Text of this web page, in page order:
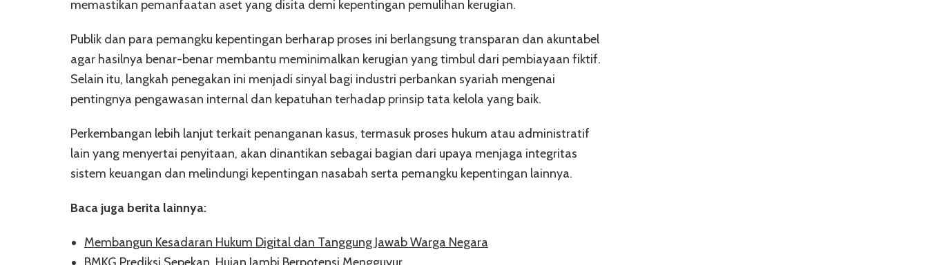
memastikan pemanfaatan aset yang disita demi kepentingan pemulihan kerugian.
Publik dan para pemangku kepentingan berharap proses ini berlangsung transparan dan akuntabel
agar hasilnya benar-benar membantu meminimalkan kerugian yang timbul dari pembiayaan fiktif.
Selain itu, langkah penegakan ini menjadi sinyal bagi industri perbankan syariah mengenai
pentingnya pengawasan internal dan kepatuhan terhadap prinsip tata kelola yang baik.
Perkembangan lebih lanjut terkait penanganan kasus, termasuk proses hukum atau administratif
lain yang menyertai penyitaan, akan dinantikan sebagai bagian dari upaya menjaga integritas
sistem keuangan dan melindungi kepentingan nasabah serta pemangku kepentingan lainnya.
Baca juga berita lainnya:
Membangun Kesadaran Hukum Digital dan Tanggung Jawab Warga Negara